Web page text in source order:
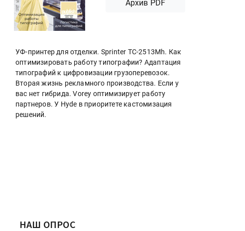
Архив PDF
УФ-принтер для отделки. Sprinter ТС-2513Mh. Как
оптимизировать работу типографии? Адаптация
типографий к цифровизации грузоперевозок.
Вторая жизнь рекламного производства. Если у
вас нет гибрида. Vorey оптимизирует работу
партнеров. У Hyde в приоритете кастомизация
решений.
НАШ ОПРОС